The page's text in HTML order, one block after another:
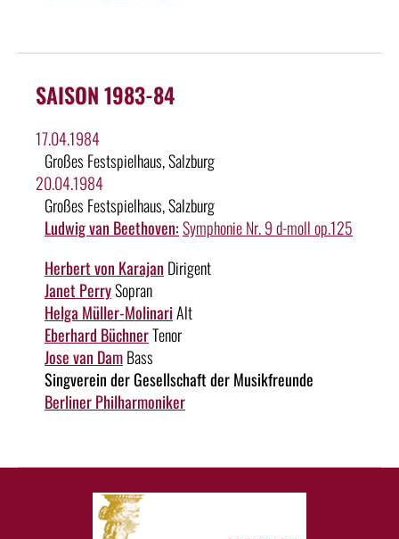
SAISON 1983-84
17.04.1984
Großes Festspielhaus, Salzburg
20.04.1984
Großes Festspielhaus, Salzburg
Ludwig van Beethoven:Symphonie Nr. 9 d-moll op.125
Herbert von Karajan Dirigent
Janet PerrySopran
Helga Müller-MolinariAlt
Eberhard BüchnerTenor
Jose van DamBass
Singverein der Gesellschaft der Musikfreunde
Berliner Philharmoniker